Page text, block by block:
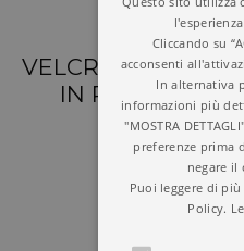
VELCRO ADESIVO
IN ROTOLO
Cliccando su
acconsenti
In alternativa
informazioni più
"MOSTRA
preferenze prima
negare il
Puoi leggere di
Policy.